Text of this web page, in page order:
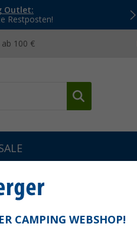
Outlet:
Restposten!
100 €
CAMPING WEBSHOP!